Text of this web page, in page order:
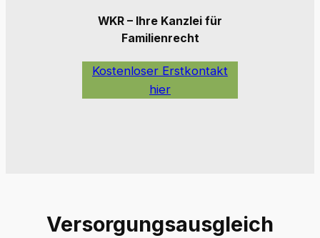
WKR – Ihre Kanzlei für
Familienrecht
Kostenloser Erstkontakt
hier
Versorgungsausgleich